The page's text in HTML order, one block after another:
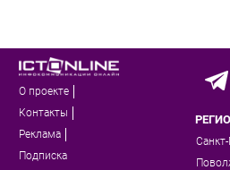
О проекте
Контакты
Реклама
Подписка